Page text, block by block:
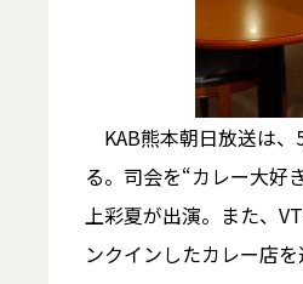
KAB熊本朝日放送は
る。司会を“カレー大好
上彩夏が出演。また、
ンクインしたカレー店を